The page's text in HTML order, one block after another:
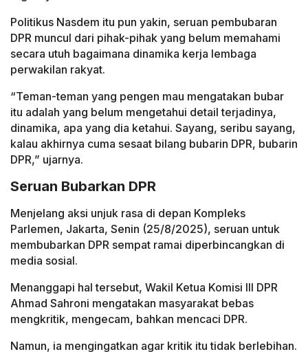
Politikus Nasdem itu pun yakin, seruan pembubaran
DPR muncul dari pihak-pihak yang belum memahami
secara utuh bagaimana dinamika kerja lembaga
perwakilan rakyat.
“Teman-teman yang pengen mau mengatakan bubar
itu adalah yang belum mengetahui detail terjadinya,
dinamika, apa yang dia ketahui. Sayang, seribu sayang,
kalau akhirnya cuma sesaat bilang bubarin DPR, bubarin
DPR,” ujarnya.
Seruan Bubarkan DPR
Menjelang aksi unjuk rasa di depan Kompleks
Parlemen, Jakarta, Senin (25/8/2025), seruan untuk
membubarkan DPR sempat ramai diperbincangkan di
media sosial.
Menanggapi hal tersebut, Wakil Ketua Komisi III DPR
Ahmad Sahroni mengatakan masyarakat bebas
mengkritik, mengecam, bahkan mencaci DPR.
Namun, ia mengingatkan agar kritik itu tidak berlebihan.